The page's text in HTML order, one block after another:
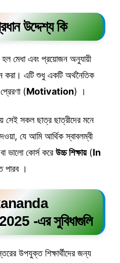
উদ্দেশ্য কি
মেধা এবং প্রয়োজন অনুযায়ী
করা। এটি শুধু একটি অর্থনৈতিক
(Motivation) ।
সেই সকল ছাত্র ছাত্রীদের মনে
যে আমি আর্থিক স্বাবলম্বী
ভালো কোর্স করেউচ্চ শিক্ষায়(In
পারব ।
-এর সুবিধাগুলি
উপযুক্ত শিক্ষার্থীদের জন্য